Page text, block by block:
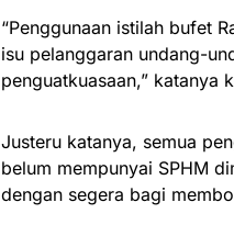
“Penggunaan istilah bufet
isu pelanggaran undang-
penguatkuasaan,” katanya
Justeru katanya, semua
belum mempunyai SPHM
dengan segera bagi